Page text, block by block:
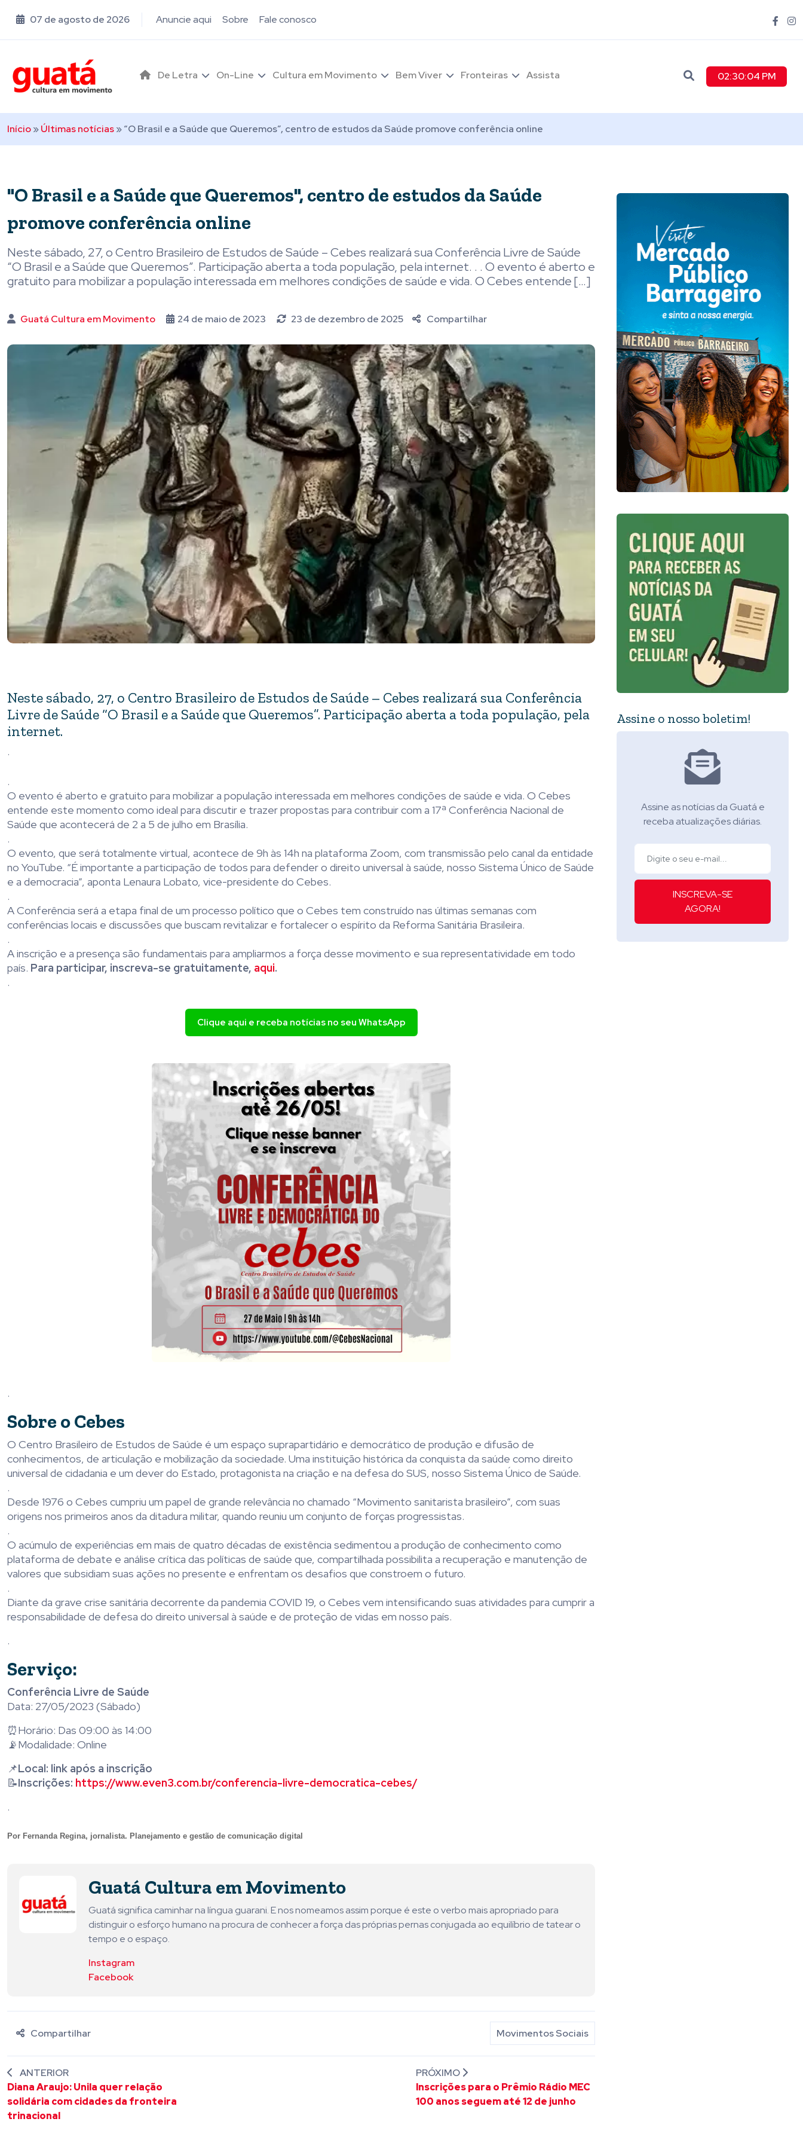
07 de agosto de 2026 Anuncie aqui Sobre Fale conosco
De Letra On-Line Cultura em Movimento Bem Viver Fronteiras Assista 02:30:05 PM
Início»Últimas notícias»“O Brasil e a Saúde que Queremos”, centro de estudos da Saúde promove conferência online
"O Brasil e a Saúde que Queremos", centro de estudos da Saúde
promove conferência online
Neste sábado, 27, o Centro Brasileiro de Estudos de Saúde – Cebes realizará sua Conferência Livre de Saúde
“O Brasil e a Saúde que Queremos”. Participação aberta a toda população, pela internet. . . O evento é aberto e
gratuito para mobilizar a população interessada em melhores condições de saúde e vida. O Cebes entende […]
Guatá Cultura em Movimento 24 de maio de 2023 23 de dezembro de 2025 Compartilhar
Neste sábado, 27, o Centro Brasileiro de Estudos de Saúde – Cebes realizará sua Conferência
Livre de Saúde “O Brasil e a Saúde que Queremos”. Participação aberta a toda população, pela
internet.
.
.
O evento é aberto e gratuito para mobilizar a população interessada em melhores condições de saúde e vida. O Cebes
entende este momento como ideal para discutir e trazer propostas para contribuir com a 17ª Conferência Nacional de
Saúde que acontecerá de 2 a 5 de julho em Brasília.
.
O evento, que será totalmente virtual, acontece de 9h às 14h na plataforma Zoom, com transmissão pelo canal da entidade
no YouTube. “É importante a participação de todos para defender o direito universal à saúde, nosso Sistema Único de Saúde
e a democracia”, aponta Lenaura Lobato, vice-presidente do Cebes.
.
A Conferência será a etapa final de um processo político que o Cebes tem construído nas últimas semanas com
conferências locais e discussões que buscam revitalizar e fortalecer o espírito da Reforma Sanitária Brasileira.
.
A inscrição e a presença são fundamentais para ampliarmos a força desse movimento e sua representatividade em todo
país. Para participar, inscreva-se gratuitamente, aqui.
.
Clique aqui e receba notícias no seu WhatsApp
.
Sobre o Cebes
O Centro Brasileiro de Estudos de Saúde é um espaço suprapartidário e democrático de produção e difusão de
conhecimentos, de articulação e mobilização da sociedade. Uma instituição histórica da conquista da saúde como direito
universal de cidadania e um dever do Estado, protagonista na criação e na defesa do SUS, nosso Sistema Único de Saúde.
.
Desde 1976 o Cebes cumpriu um papel de grande relevância no chamado “Movimento sanitarista brasileiro”, com suas
origens nos primeiros anos da ditadura militar, quando reuniu um conjunto de forças progressistas.
.
O acúmulo de experiências em mais de quatro décadas de existência sedimentou a produção de conhecimento como
plataforma de debate e análise crítica das políticas de saúde que, compartilhada possibilita a recuperação e manutenção de
valores que subsidiam suas ações no presente e enfrentam os desafios que constroem o futuro.
.
Diante da grave crise sanitária decorrente da pandemia COVID 19, o Cebes vem intensificando suas atividades para cumprir a
responsabilidade de defesa do direito universal à saúde e de proteção de vidas em nosso país.
.
Serviço:
Conferência Livre de Saúde
Data: 27/05/2023 (Sábado)
⏰Horário: Das 09:00 às 14:00
📡Modalidade: Online
📌Local: link após a inscrição
📝Inscrições: https://www.even3.com.br/conferencia-livre-democratica-cebes/
.
Por Fernanda Regina, jornalista. Planejamento e gestão de comunicação digital
Guatá Cultura em Movimento
Guatá significa caminhar na língua guarani. E nos nomeamos assim porque é este o verbo mais apropriado para
distinguir o esforço humano na procura de conhecer a força das próprias pernas conjugada ao equilíbrio de tatear o
tempo e o espaço.
Instagram
Facebook
Compartilhar Movimentos Sociais
ANTERIOR
Diana Araujo: Unila quer relação
solidária com cidades da fronteira
trinacional
PRÓXIMO
Inscrições para o Prêmio Rádio MEC
100 anos seguem até 12 de junho
Assine o nosso boletim!
Assine as notícias da Guatá e
receba atualizações diárias.
INSCREVA-SE
AGORA!